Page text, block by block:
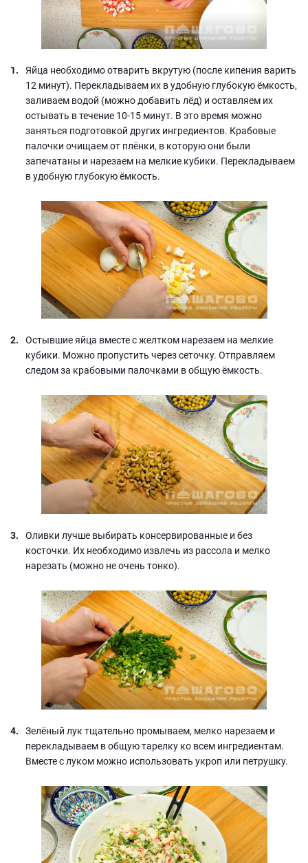
Яйца необходимо отварить вкрутую (после кипения варить
12 минут). Перекладываем их в удобную глубокую ёмкость,
заливаем водой (можно добавить лёд) и оставляем их
остывать в течение 10-15 минут. В это время можно
заняться подготовкой других ингредиентов. Крабовые
палочки очищаем от плёнки, в которую они были
запечатаны и нарезаем на мелкие кубики. Перекладываем
в удобную глубокую ёмкость.
Остывшие яйца вместе с желтком нарезаем на мелкие
кубики. Можно пропустить через сеточку. Отправляем
следом за крабовыми палочками в общую ёмкость.
Оливки лучше выбирать консервированные и без
косточки. Их необходимо извлечь из рассола и мелко
нарезать (можно не очень тонко).
Зелёный лук тщательно промываем, мелко нарезаем и
перекладываем в общую тарелку ко всем ингредиентам.
Вместе с луком можно использовать укроп или петрушку.